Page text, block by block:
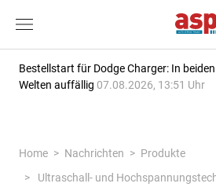
Bestellstart für Dodge Charger: In beiden
Welten auffällig 07.08.2026, 13:51 Uhr
Home Nachrichten
Produkte
Ultraschall- und